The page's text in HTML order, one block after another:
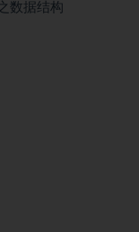
数据结构